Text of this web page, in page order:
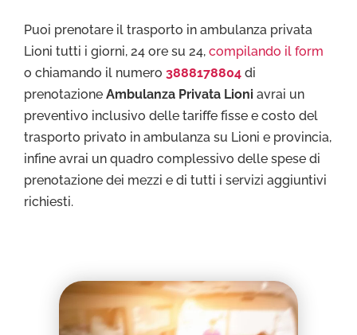
Puoi prenotare il trasporto in ambulanza privata
Lioni tutti i giorni, 24 ore su 24, compilando il form
o chiamando il numero 3888178804 di
prenotazione Ambulanza Privata Lioni avrai un
preventivo inclusivo delle tariffe fisse e costo del
trasporto privato in ambulanza su Lioni e provincia,
infine avrai un quadro complessivo delle spese di
prenotazione dei mezzi e di tutti i servizi aggiuntivi
richiesti.